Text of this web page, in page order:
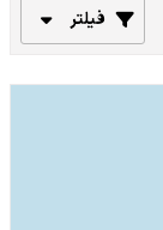
فیلتر